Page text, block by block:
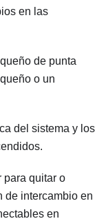
en las
de punta
o un
del sistema y los
para quitar o
de intercambio en
en